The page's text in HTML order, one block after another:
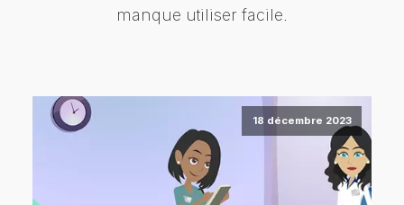
manque utiliser facile.
18 décembre 2023